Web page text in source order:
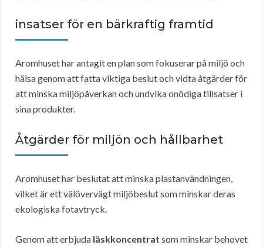
insatser för en bärkraftig framtid
Aromhuset har antagit en plan som fokuserar på miljö och
hälsa genom att fatta viktiga beslut och vidta åtgärder för
att minska miljöpåverkan och undvika onödiga tillsatser i
sina produkter.
Åtgärder för miljön och hållbarhet
Aromhuset har beslutat att minska plastanvändningen,
vilket är ett välövervägt miljöbeslut som minskar deras
ekologiska fotavtryck.
Genom att erbjuda läskkoncentrat som minskar behovet